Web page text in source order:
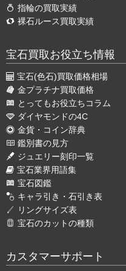
指輪の買取実績
裸石ルース買取実績
宝石買取お役立ち情報
宝石(色石)買取価格相場
金プラチナ買取価格
とってもお役立ちコラム
ダイヤモンドの4C
金貨・コイン辞典
鑑別書の見方
ジュエリー刻印一覧
宝石業界用語集
宝石図鑑
キャラ引き・石引き表
リングサイズ表
宝石のカットの種類
カスタマーサポート